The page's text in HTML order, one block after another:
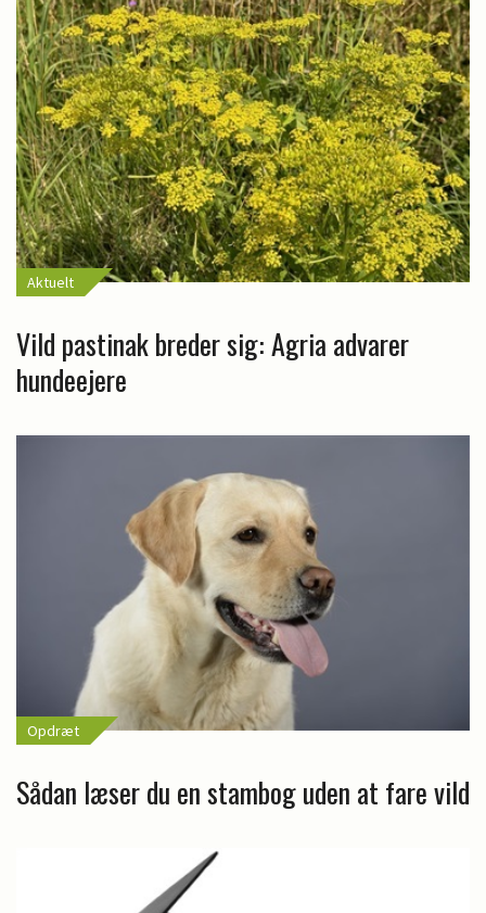
Aktuelt
Vild pastinak breder sig: Agria advarer
hundeejere
Opdræt
Sådan læser du en stambog uden at fare vild